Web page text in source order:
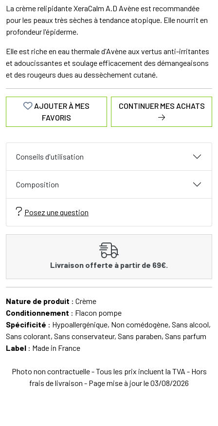
La crème relipidante XeraCalm A.D Avène est recommandée
pour les peaux très sèches à tendance atopique. Elle nourrit en
profondeur l'épiderme.
Elle est riche en eau thermale d'Avène aux vertus anti-irritantes
et adoucissantes et soulage efficacement des démangeaisons
et des rougeurs dues au dessèchement cutané.
AJOUTER À MES
FAVORIS
CONTINUER MES ACHATS
Conseils d'utilisation
Composition
Posez une question
Livraison offerte à partir de 69€.
Nature de produit : Crème
Conditionnement : Flacon pompe
Spécificité : Hypoallergénique, Non comédogène, Sans alcool,
Sans colorant, Sans conservateur, Sans paraben, Sans parfum
Label : Made in France
Photo non contractuelle - Tous les prix incluent la TVA - Hors
frais de livraison - Page mise à jour le 03/08/2026